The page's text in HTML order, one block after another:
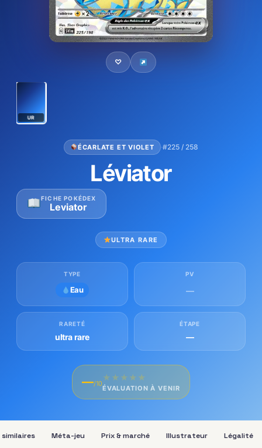
♡
UR
ÉCARLATE ET VIOLET ·#225 / 258
Léviator
FICHE POKÉDEX
Leviator
ULTRA RARE
TYPE
Eau
PV
—
RARETÉ
ultra rare
ÉTAPE
—
—/10
★ ★ ★ ★ ★
ÉVALUATION À VENIR
Méta-jeu Prix & marché Illustrateur Légalité